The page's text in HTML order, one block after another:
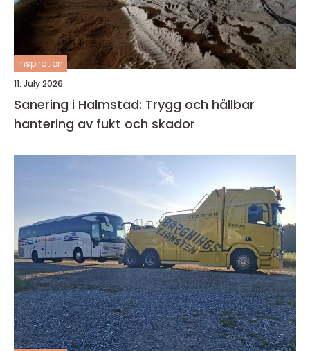
inspiration
11. July 2026
Sanering i Halmstad: Trygg och hållbar
hantering av fukt och skador